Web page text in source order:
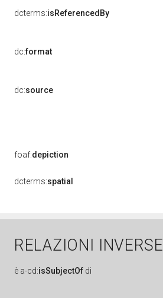
dcterms:isReferencedBy
dc:format
dc:source
foaf:depiction
dcterms:spatial
RELAZIONI INVERSE
è a-cd:isSubjectOf di